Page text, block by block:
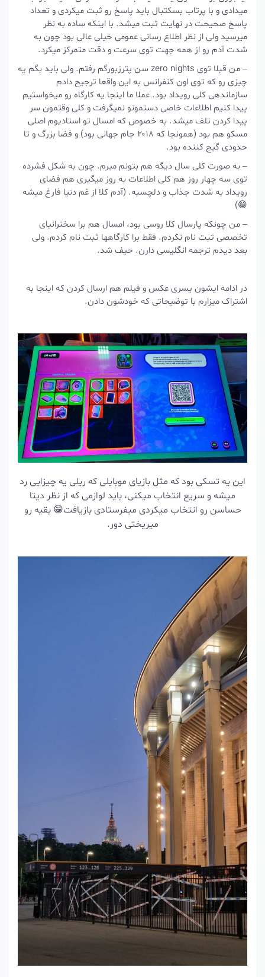
میدادی و با پرتاب بسکتبال باید پاسخ رو ثبت میکردی و تعداد
پاسخ صحیحت در نهایت ثبت میشد. با اینکه ساده به نظر
میرسید ولی از نظر اطلاع رسانی عمومی خیلی عالی بود چون به
شدت آدم رو از همه جهت توی سرعت و دقت متمرکز میکرد.
– من قبلا توی zero nights سن پترزبورگم رفتم. ولی باید بگم یه
چیزی رو که توی اون کنفرانس به این واقعا ترجیح دادم
سازماندهی کلی رویداد بود. عملا ما اینجا یه کارگاه رو میخواستیم
پیدا کنیم اطلاعات خاصی دستمونو نمیگرفت و کلی وقتمون سر
پیدا کردن تلف میشد. به خصوص که امسال تو استادیوم اصلی
مسکو هم بود (همونجا که ۲۰۱۸ جام جهانی بود) و فضا بزرگ و تا
حدودی گیج کننده بود.
– به صورت کلی سال دیگه هم بتونم میرم. چون به شکل فشرده
توی سه چهار روز هم کلی اطلاعات به روز میگیری هم فضای
رویداد به شدت جذاب و دلچسبه. (آدم کلا از غم دنیا فارغ میشه
– من چونکه پارسال کلا روسی بود، امسال هم برا سخنرانیای
تخصصی ثبت نام نکردم. فقط برا کارگاهها ثبت نام کردم. ولی
بعد دیدم ترجمه انگلیسی دارن. حیف شد.
در ادامه ایشون یسری عکس و فیلم هم ارسال کردن که اینجا به
اشتراک میزارم با توضیحاتی که خودشون دادن.
این یه تسکی بود که مثل بازیای موبایلی که ریلی یه چیزایی رد
میشه و سریع انتخاب میکنی، باید لوازمی که از نظر دیتا
حساسن رو انتخاب میکردی میفرستادی بازیافت😁 بقیه رو
میریختی دور.